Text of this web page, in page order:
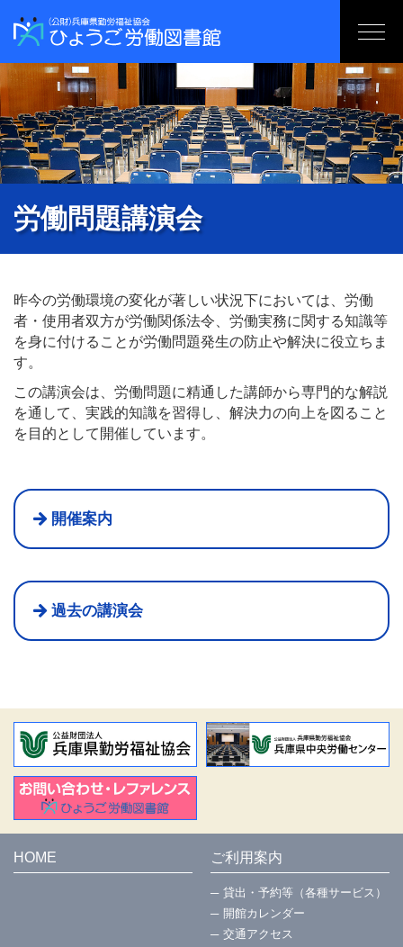
労働問題講演会
昨今の労働環境の変化が著しい状況下においては、労働
者・使用者双方が労働関係法令、労働実務に関する知識等
を身に付けることが労働問題発生の防止や解決に役立ちま
す。
この講演会は、労働問題に精通した講師から専門的な解説
を通して、実践的知識を習得し、解決力の向上を図ること
を目的として開催しています。
開催案内
過去の講演会
HOME ご利用案内
貸出・予約等（各種サービス）
開館カレンダー
交通アクセス